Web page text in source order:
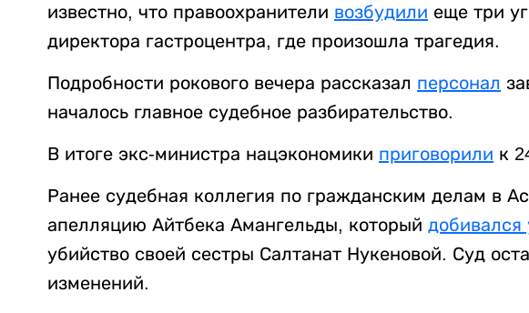
известно, что правоохранители возбудили еще три
директора гастроцентра, где произошла трагедия.
Подробности рокового вечера рассказал персонал
началось главное судебное разбирательство.
В итоге экс-министра нацэкономики приговорили к
Ранее судебная коллегия по гражданским делам в
апелляцию Айтбека Амангельды, который добивался
убийство своей сестры Салтанат Нукеновой. Суд
изменений.